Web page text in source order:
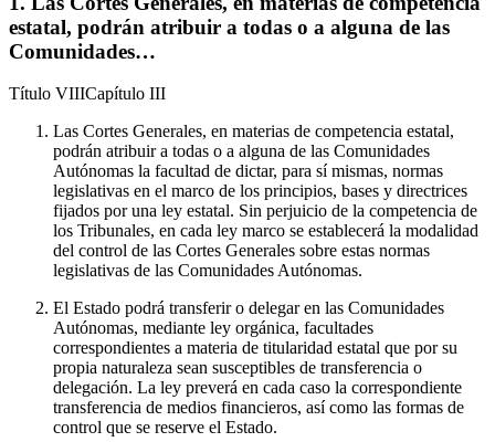
estatal, podrán atribuir a todas o a alguna de las
Comunidades…
Título VIIICapítulo III
Las Cortes Generales, en materias de competencia estatal,
podrán atribuir a todas o a alguna de las Comunidades
Autónomas la facultad de dictar, para sí mismas, normas
legislativas en el marco de los principios, bases y directrices
fijados por una ley estatal. Sin perjuicio de la competencia de
los Tribunales, en cada ley marco se establecerá la modalidad
del control de las Cortes Generales sobre estas normas
legislativas de las Comunidades Autónomas.
El Estado podrá transferir o delegar en las Comunidades
Autónomas, mediante ley orgánica, facultades
correspondientes a materia de titularidad estatal que por su
propia naturaleza sean susceptibles de transferencia o
delegación. La ley preverá en cada caso la correspondiente
transferencia de medios financieros, así como las formas de
control que se reserve el Estado.